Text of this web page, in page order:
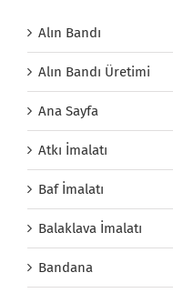
Alın Bandı
Alın Bandı Üretimi
Ana Sayfa
Atkı İmalatı
Baf İmalatı
Balaklava İmalatı
Bandana